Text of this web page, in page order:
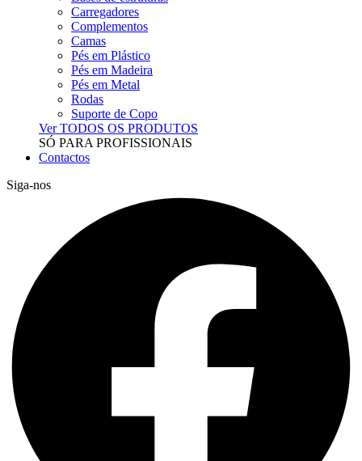
Carregadores
Complementos
Camas
Pés em Plástico
Pés em Madeira
Pés em Metal
Rodas
Suporte de Copo
Ver TODOS OS PRODUTOS
SÓ PARA PROFISSIONAIS
Contactos
Siga-nos